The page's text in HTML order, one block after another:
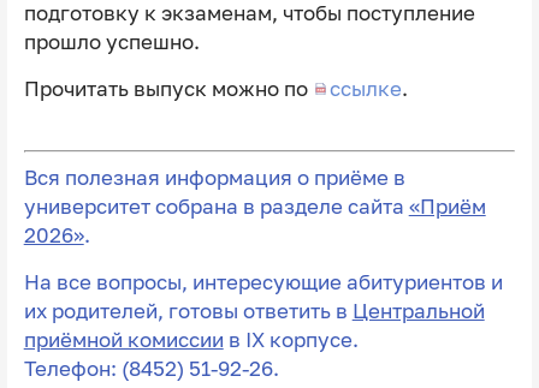
подготовку к экзаменам, чтобы поступление
прошло успешно.
Прочитать выпуск можно по
ссылке.
Вся полезная информация о приёме в
университет собрана в разделе сайта «Приём
2026».
На все вопросы, интересующие абитуриентов и
их родителей, готовы ответить в Центральной
приёмной комиссии в IX корпусе.
Телефон: (8452) 51-92-26.